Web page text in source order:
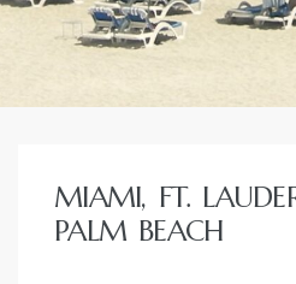
MIAMI, FT.
PALM BEACH